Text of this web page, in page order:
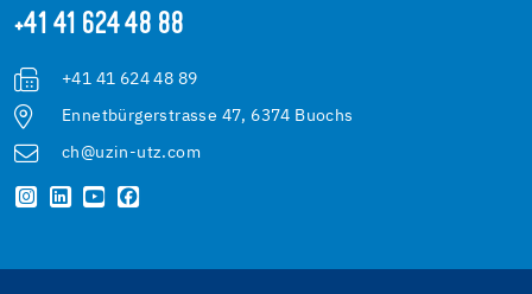
+41 41 624 48 88
+41 41 624 48 89
Ennetbürgerstrasse 47, 6374 Buochs
ch@uzin-utz.com